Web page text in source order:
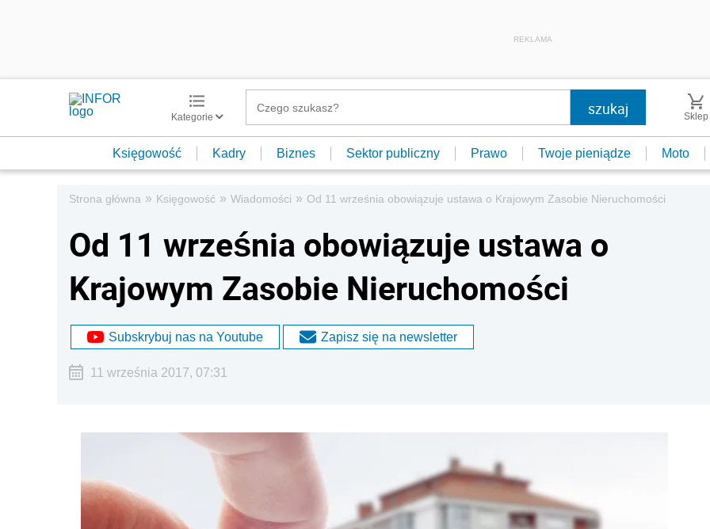
REKLAMA
Kategorie Sklep
Księgowość Kadry Biznes Sektor publiczny Prawo Twoje pieniądze Moto
Strona główna » Księgowość » Wiadomości » Od 11 września obowiązuje ustawa o Krajowym Zasobie Nieruchomości
Od 11 września obowiązuje ustawa o
Krajowym Zasobie Nieruchomości
Subskrybuj nas na Youtube Zapisz się na newsletter
11 września 2017, 07:31